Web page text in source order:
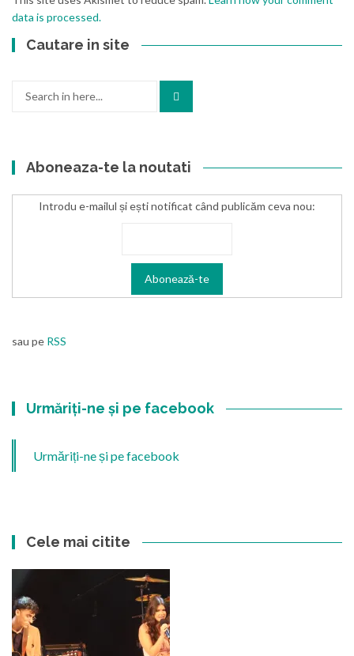
data is processed.
Cautare in site
Aboneaza-te la noutati
Introdu e-mailul și ești notificat când publicăm ceva nou:
sau pe RSS
Urmăriți-ne și pe facebook
Urmăriți-ne și pe facebook
Cele mai citite